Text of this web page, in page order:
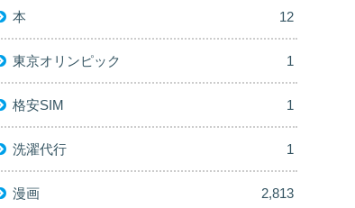
本 12
東京オリンピック 1
格安SIM 1
洗濯代行 1
漫画 2,813